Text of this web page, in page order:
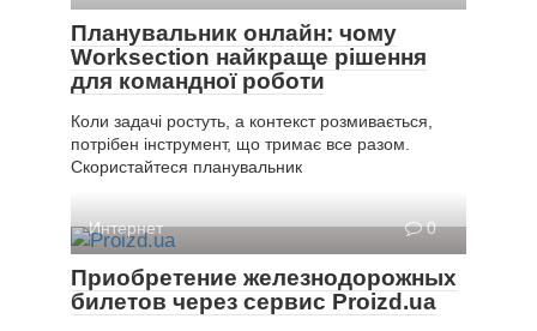
Планувальник онлайн: чому
Worksection найкраще рішення
для командної роботи
Коли задачі ростуть, а контекст розмивається,
потрібен інструмент, що тримає все разом.
Скористайтеся планувальник
Интернет 0
Приобретение железнодорожных
билетов через сервис Proizd.ua